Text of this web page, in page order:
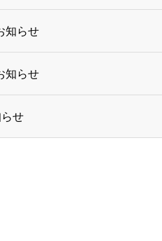
知らせ
知らせ
せ